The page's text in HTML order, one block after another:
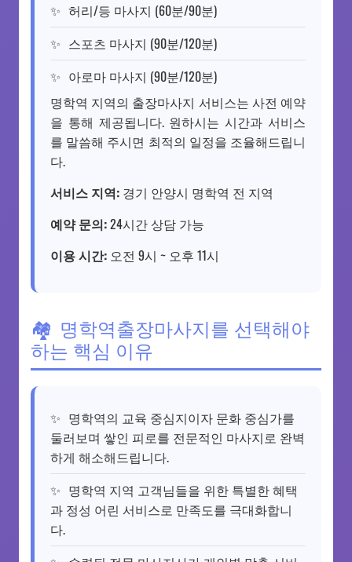
허리/등 마사지 (60분/90분)
스포츠 마사지 (90분/120분)
아로마 마사지 (90분/120분)
명학역 지역의 출장마사지 서비스는 사전 예약
을 통해 제공됩니다. 원하시는 시간과 서비스
를 말씀해 주시면 최적의 일정을 조율해드립니
다.
서비스 지역: 경기 안양시 명학역 전 지역
예약 문의:24시간 상담 가능
이용 시간: 오전 9시 ~ 오후 11시
명학역출장마사지를 선택해야
하는 핵심 이유
명학역의 교육 중심지이자 문화 중심가를
둘러보며 쌓인 피로를 전문적인 마사지로 완벽
하게 해소해드립니다.
명학역 지역 고객님들을 위한 특별한 혜택
과 정성 어린 서비스로 만족도를 극대화합니
다.